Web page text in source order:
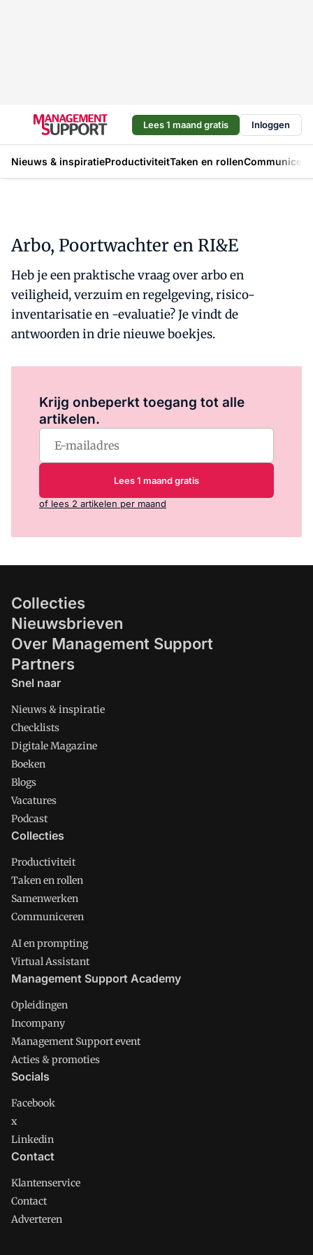
Lees 1 maand gratis Inloggen
Nieuws & inspiratieProductiviteitTaken en rollen
Arbo, Poortwachter en RI&E
Heb je een praktische vraag over arbo en
veiligheid, verzuim en regelgeving, risico-
inventarisatie en -evaluatie? Je vindt de
antwoorden in drie nieuwe boekjes.
Krijg onbeperkt toegang tot alle
artikelen.
Lees 1 maand gratis
of lees 2 artikelen per maand
Collecties
Nieuwsbrieven
Over Management Support
Partners
Snel naar
Nieuws & inspiratie
Checklists
Digitale Magazine
Boeken
Blogs
Vacatures
Podcast
Collecties
Productiviteit
Taken en rollen
Samenwerken
Communiceren
AI en prompting
Virtual Assistant
Management Support Academy
Opleidingen
Incompany
Management Support event
Acties & promoties
Socials
Facebook
x
Linkedin
Contact
Klantenservice
Contact
Adverteren